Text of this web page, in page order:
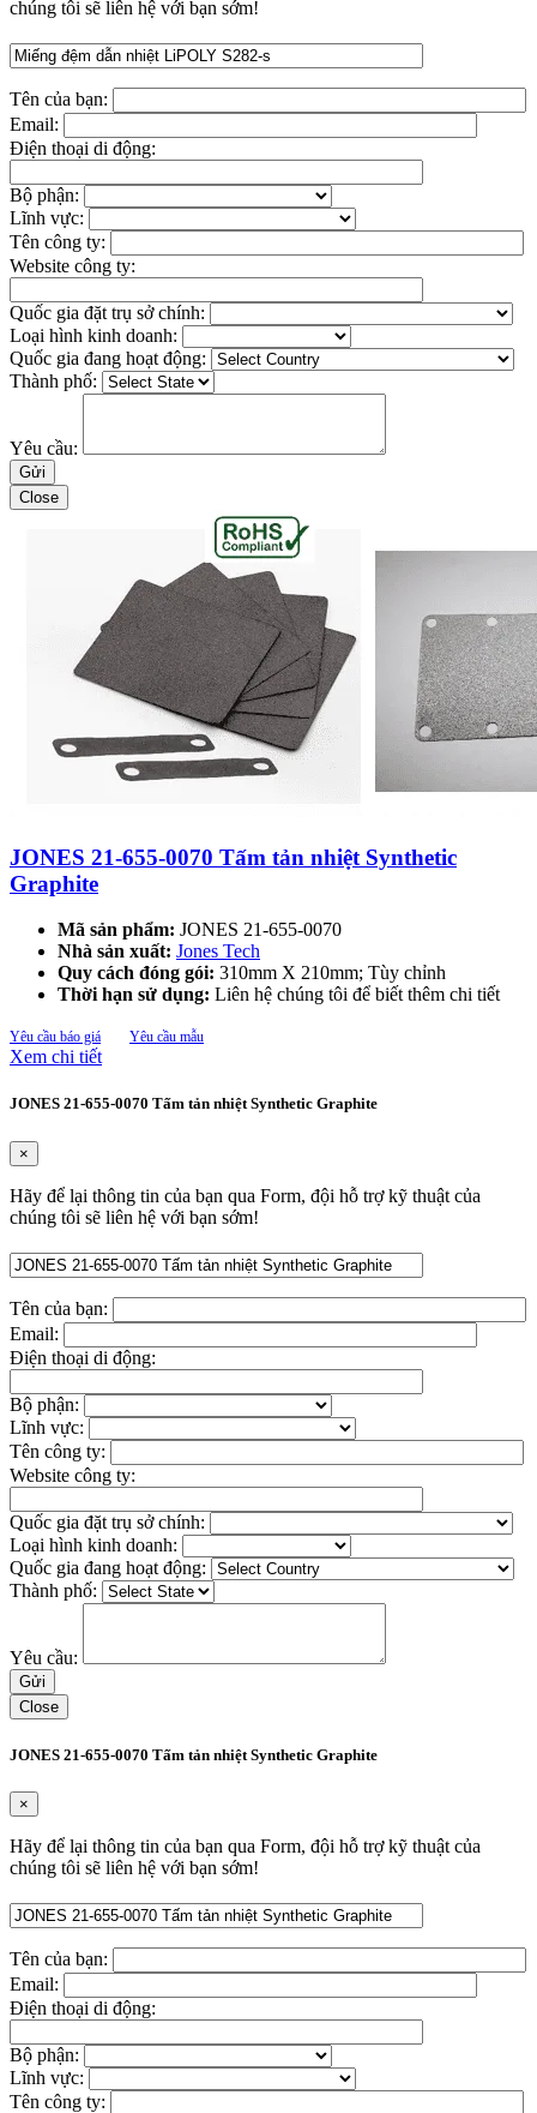
chúng tôi sẽ liên hệ với bạn sớm!
Tên của bạn:
Email:
Điện thoại di động:
Bộ phận:
Lĩnh vực:
Tên công ty:
Website công ty:
Quốc gia đặt trụ sở chính:
Loại hình kinh doanh:
Quốc gia đang hoạt động:
Thành phố:
Yêu cầu:
Close
JONES 21-655-0070 Tấm tản nhiệt Synthetic
Graphite
Mã sản phẩm: JONES 21-655-0070
Nhà sản xuất: Jones Tech
Quy cách đóng gói: 310mm X 210mm; Tùy chỉnh
Thời hạn sử dụng: Liên hệ chúng tôi để biết thêm chi tiết
Yêu cầu báo giá Yêu cầu mẫu
Xem chi tiết
JONES 21-655-0070 Tấm tản nhiệt Synthetic Graphite
×
Hãy để lại thông tin của bạn qua Form, đội hỗ trợ kỹ thuật của
chúng tôi sẽ liên hệ với bạn sớm!
Tên của bạn:
Email:
Điện thoại di động:
Bộ phận:
Lĩnh vực:
Tên công ty:
Website công ty:
Quốc gia đặt trụ sở chính:
Loại hình kinh doanh:
Quốc gia đang hoạt động:
Thành phố:
Yêu cầu:
Close
JONES 21-655-0070 Tấm tản nhiệt Synthetic Graphite
×
Hãy để lại thông tin của bạn qua Form, đội hỗ trợ kỹ thuật của
chúng tôi sẽ liên hệ với bạn sớm!
Tên của bạn:
Email:
Điện thoại di động:
Bộ phận:
Lĩnh vực:
Tên công ty: